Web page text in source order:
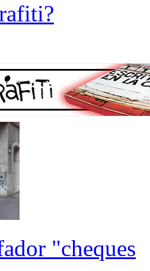
"cheques